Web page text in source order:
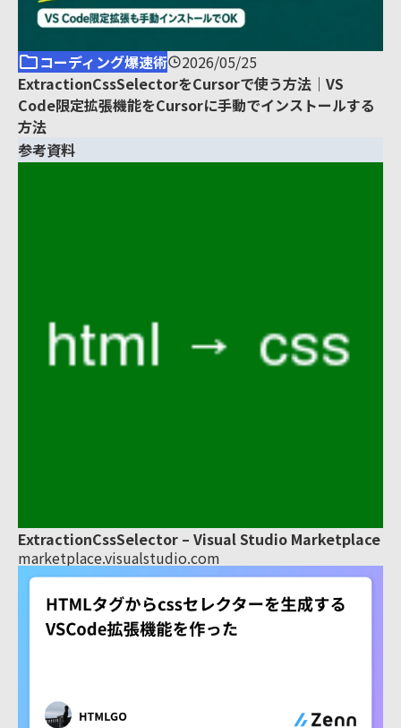
コーディング爆速術
2026/05/25
ExtractionCssSelectorをCursorで使う方法｜VS
Code限定拡張機能をCursorに手動でインストールする
方法
参考資料
ExtractionCssSelector – Visual Studio Marketplace
marketplace.visualstudio.com